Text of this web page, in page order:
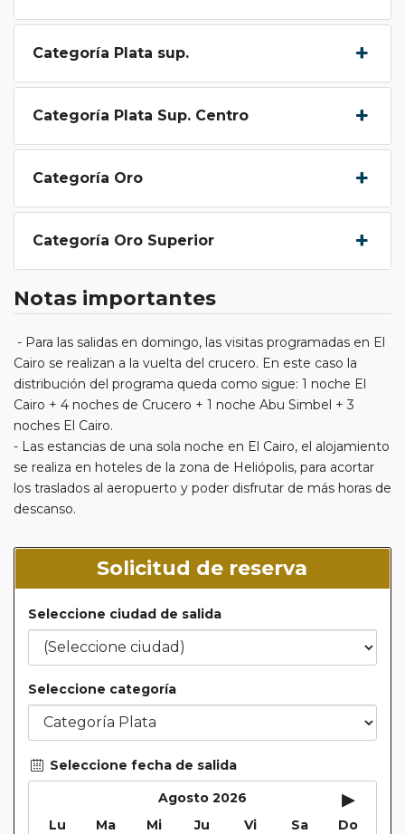
Categoría Plata sup.
Categoría Plata Sup. Centro
Categoría Oro
Categoría Oro Superior
Notas importantes
- Para las salidas en domingo, las visitas programadas en El
Cairo se realizan a la vuelta del crucero. En este caso la
distribución del programa queda como sigue: 1 noche El
Cairo + 4 noches de Crucero + 1 noche Abu Simbel + 3
noches El Cairo.
- Las estancias de una sola noche en El Cairo, el alojamiento
se realiza en hoteles de la zona de Heliópolis, para acortar
los traslados al aeropuerto y poder disfrutar de más horas de
descanso.
Solicitud de reserva
Seleccione ciudad de salida
Seleccione categoría
Seleccione fecha de salida
Agosto 2026
▸
Lu Ma Mi Ju Vi Sa Do